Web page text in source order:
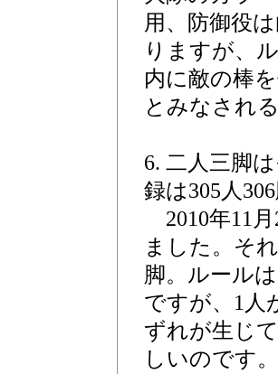
用、防御役
りますが、
内に敵の棒
とみなされ
6. 二人三脚
録は305人
2010年11
ました。そ
脚。ルール
ですが、1人
ずれが生じ
しいのです。